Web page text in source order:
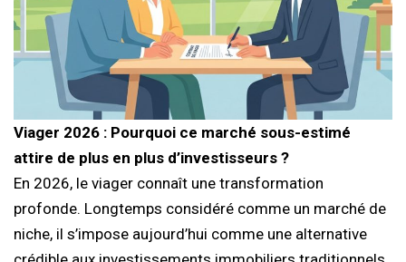
Viager 2026 : Pourquoi ce marché sous-estimé
attire de plus en plus d’investisseurs ?
En 2026, le viager connaît une transformation
profonde. Longtemps considéré comme un marché de
niche, il s’impose aujourd’hui comme une alternative